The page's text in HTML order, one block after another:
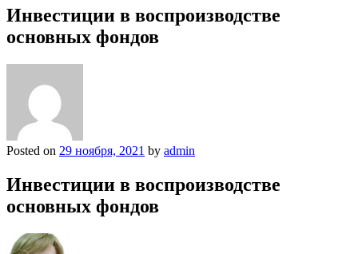
Инвестиции в воспроизводстве
основных фондов
Posted on 29 ноября, 2021 by admin
Инвестиции в воспроизводстве
основных фондов